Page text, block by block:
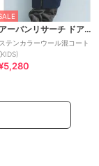
アーバンリサーチ ドアーズ
ステンカラーウール混コート
(KIDS)